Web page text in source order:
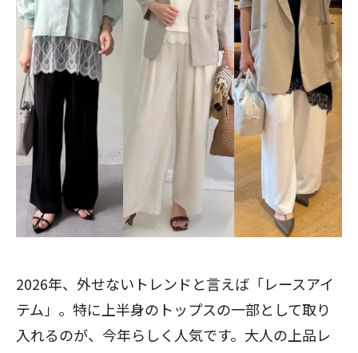
2026年、外せないトレンドと言えば「レースアイ
テム」。特に上半身のトップスの一部として取り
入れるのが、今年らしく人気です。大人の上品レ